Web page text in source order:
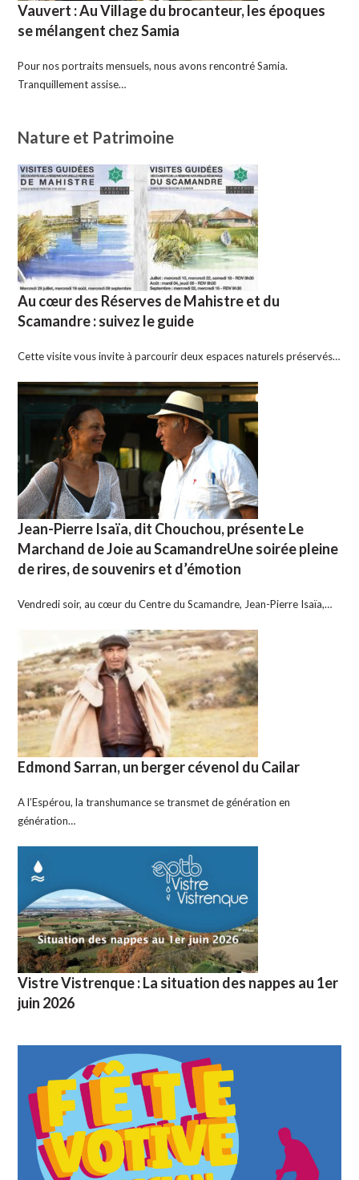
Vauvert : Au Village du brocanteur, les époques
se mélangent chez Samia
Pour nos portraits mensuels, nous avons rencontré Samia.
Tranquillement assise…
Nature et Patrimoine
Au cœur des Réserves de Mahistre et du
Scamandre : suivez le guide
Cette visite vous invite à parcourir deux espaces naturels préservés…
Jean-Pierre Isaïa, dit Chouchou, présente Le
Marchand de Joie au ScamandreUne soirée pleine
de rires, de souvenirs et d’émotion
Vendredi soir, au cœur du Centre du Scamandre, Jean-Pierre Isaïa,…
Edmond Sarran, un berger cévenol du Cailar
A l’Espérou, la transhumance se transmet de génération en
génération…
Vistre Vistrenque : La situation des nappes au 1er
juin 2026